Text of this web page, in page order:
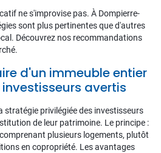
ne s'improvise pas. À Dompierre-
sont plus pertinentes que d'autres
Découvrez nos recommandations
d'un immeuble entier
avertis
stratégie privilégiée des investisseurs
de leur patrimoine. Le principe :
plusieurs logements, plutôt
en copropriété. Les avantages